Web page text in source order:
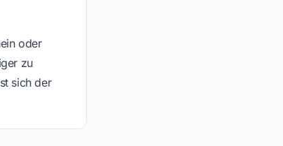
oder
zu
sich der